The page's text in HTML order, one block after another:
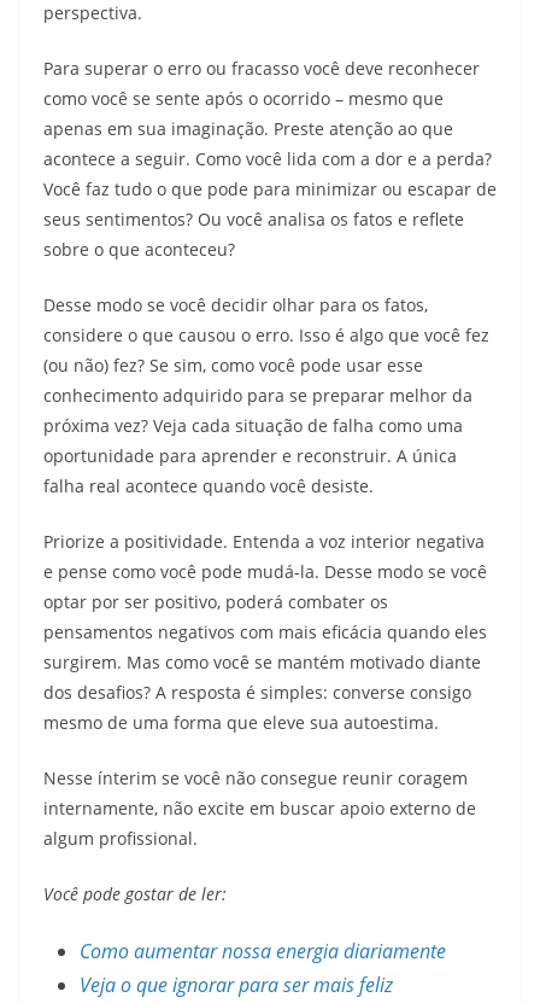
perspectiva.
Para superar o erro ou fracasso você deve reconhecer
como você se sente após o ocorrido – mesmo que
apenas em sua imaginação. Preste atenção ao que
acontece a seguir. Como você lida com a dor e a perda?
Você faz tudo o que pode para minimizar ou escapar de
seus sentimentos? Ou você analisa os fatos e reflete
sobre o que aconteceu?
Desse modo se você decidir olhar para os fatos,
considere o que causou o erro. Isso é algo que você fez
(ou não) fez? Se sim, como você pode usar esse
conhecimento adquirido para se preparar melhor da
próxima vez? Veja cada situação de falha como uma
oportunidade para aprender e reconstruir. A única
falha real acontece quando você desiste.
Priorize a positividade. Entenda a voz interior negativa
e pense como você pode mudá-la. Desse modo se você
optar por ser positivo, poderá combater os
pensamentos negativos com mais eficácia quando eles
surgirem. Mas como você se mantém motivado diante
dos desafios? A resposta é simples: converse consigo
mesmo de uma forma que eleve sua autoestima.
Nesse ínterim se você não consegue reunir coragem
internamente, não excite em buscar apoio externo de
algum profissional.
Você pode gostar de ler:
Como aumentar nossa energia diariamente
Veja o que ignorar para ser mais feliz